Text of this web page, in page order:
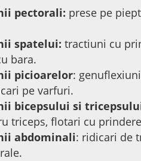
pectorali: prese pe
spatelui: tractiuni cu
bara.
picioarelor:
pe varfuri.
bicepsului si
triceps, flotari cu
abdominali: ridicari de